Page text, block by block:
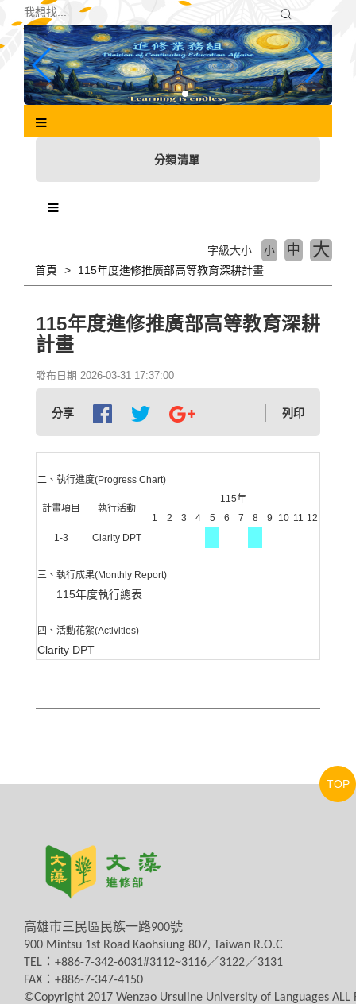
主
分類清單
首頁 115年度進修推廣部高等教育深耕計畫
字級大小 小 中 大
115年度進修推廣部高等教育深耕
計畫
發布日期 2026-03-31 17:37:00
分享 列印
二、執行進度(Progress Chart)
計畫項目 執行活動
115年
1
2 3 4 5 6 7 8 9 10 11 12
1-3
Clarity DPT
三、執行成果(Monthly Report)
115年度執行總表
四、活動花絮(Activities)
Clarity DPT
高雄市三民區民族一路900號
900 Mintsu 1st Road Kaohsiung 807, Taiwan R.O.C
TEL ： +886-7-342-6031#3112~3116／ 3122／ 3131
FAX ： +886-7-347-4150
©Copyright 2017 Wenzao Ursuline University of Languages ALL
TOP